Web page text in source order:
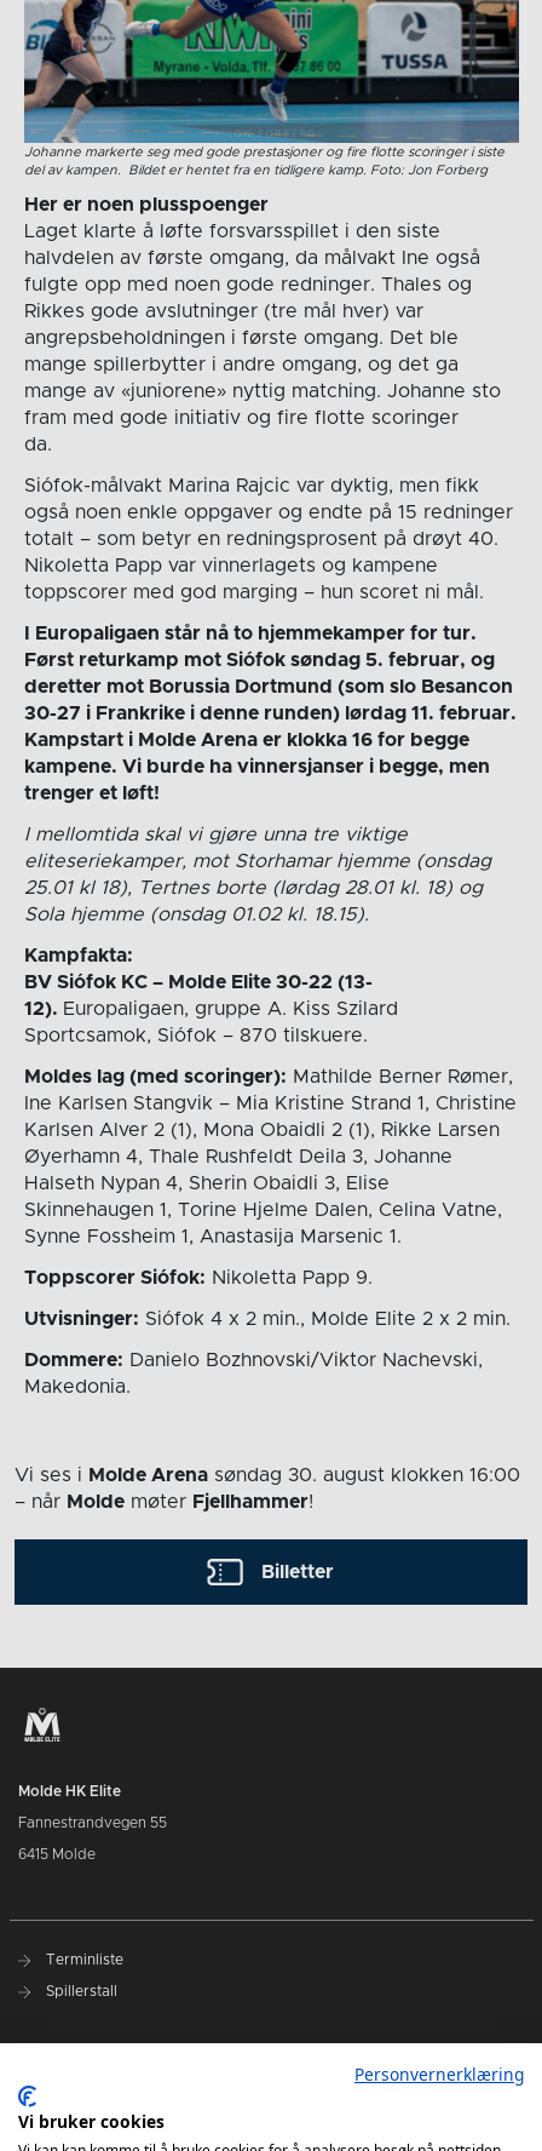
Johanne markerte seg med gode prestasjoner og fire flotte scoringer i siste
del av kampen. Bildet er hentet fra en tidligere kamp. Foto: Jon Forberg
Her er noen plusspoenger
Laget klarte å løfte forsvarsspillet i den siste
halvdelen av første omgang, da målvakt Ine også
fulgte opp med noen gode redninger. Thales og
Rikkes gode avslutninger (tre mål hver) var
angrepsbeholdningen i første omgang. Det ble
mange spillerbytter i andre omgang, og det ga
mange av «juniorene» nyttig matching. Johanne sto
fram med gode initiativ og fire flotte scoringer
da.
Siófok-målvakt Marina Rajcic var dyktig, men fikk
også noen enkle oppgaver og endte på 15 redninger
totalt – som betyr en redningsprosent på drøyt 40.
Nikoletta Papp var vinnerlagets og kampene
toppscorer med god marging – hun scoret ni mål.
I Europaligaen står nå to hjemmekamper for tur.
Først returkamp mot Siófok søndag 5. februar, og
deretter mot Borussia Dortmund (som slo Besancon
30-27 i Frankrike i denne runden) lørdag 11. februar.
Kampstart i Molde Arena er klokka 16 for begge
kampene. Vi burde ha vinnersjanser i begge, men
trenger et løft!
I mellomtida skal vi gjøre unna tre viktige
eliteseriekamper, mot Storhamar hjemme (onsdag
25.01 kl 18), Tertnes borte (lørdag 28.01 kl. 18) og
Sola hjemme (onsdag 01.02 kl. 18.15).
Kampfakta:
BV Siófok KC – Molde Elite 30-22 (13-
12). Europaligaen, gruppe A. Kiss Szilard
Sportcsamok, Siófok – 870 tilskuere.
Moldes lag (med scoringer): Mathilde Berner Rømer,
Ine Karlsen Stangvik – Mia Kristine Strand 1, Christine
Karlsen Alver 2 (1), Mona Obaidli 2 (1), Rikke Larsen
Øyerhamn 4, Thale Rushfeldt Deila 3, Johanne
Halseth Nypan 4, Sherin Obaidli 3, Elise
Skinnehaugen 1, Torine Hjelme Dalen, Celina Vatne,
Synne Fossheim 1, Anastasija Marsenic 1.
Toppscorer Siófok: Nikoletta Papp 9.
Utvisninger: Siófok 4 x 2 min., Molde Elite 2 x 2 min.
Dommere: Danielo Bozhnovski/Viktor Nachevski,
Makedonia.
Vi ses i Molde Arena søndag 30. august klokken 16:00
– når Molde møter Fjellhammer!
Billetter
Molde HK Elite
Fannestrandvegen 55
6415 Molde
Terminliste
Spillerstall
Kjøp billetter
Personvernerklæring
Vi bruker cookies